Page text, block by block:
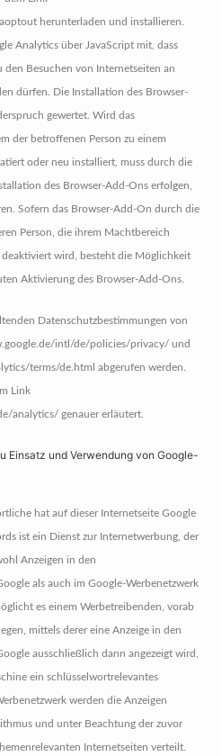
herunterladen und installieren.
Analytics über JavaScript mit, dass
Besuchen von Internetseiten an
dürfen. Die Installation des Browser-
gewertet. Wird das
der betroffenen Person zu einem
oder neu installiert, muss durch die
des Browser-Add-Ons erfolgen,
Sofern das Browser-Add-On durch die
Person, die ihrem Machtbereich
wird, besteht die Möglichkeit
Aktivierung des Browser-Add-Ons.
Datenschutzbestimmungen von
intl/de/policies/privacy/ und
terms/de.html abgerufen werden.
Link
analytics/ genauer erläutert.
Einsatz und Verwendung von Google-
hat auf dieser Internetseite Google
ist ein Dienst zur Internetwerbung, der
Anzeigen in den
als auch im Google-Werbenetzwerk
es einem Werbetreibenden, vorab
mittels derer eine Anzeige in den
ausschließlich dann angezeigt wird,
ein schlüsselwortrelevantes
werden die Anzeigen
und unter Beachtung der zuvor
Internetseiten verteilt.